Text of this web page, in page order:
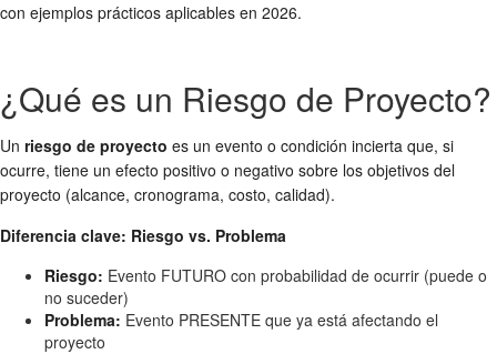
con ejemplos prácticos aplicables en 2026.
¿Qué es un Riesgo de Proyecto?
Un riesgo de proyecto es un evento o condición incierta que, si
ocurre, tiene un efecto positivo o negativo sobre los objetivos del
proyecto (alcance, cronograma, costo, calidad).
Diferencia clave: Riesgo vs. Problema
Riesgo: Evento FUTURO con probabilidad de ocurrir (puede o
no suceder)
Problema: Evento PRESENTE que ya está afectando el
proyecto